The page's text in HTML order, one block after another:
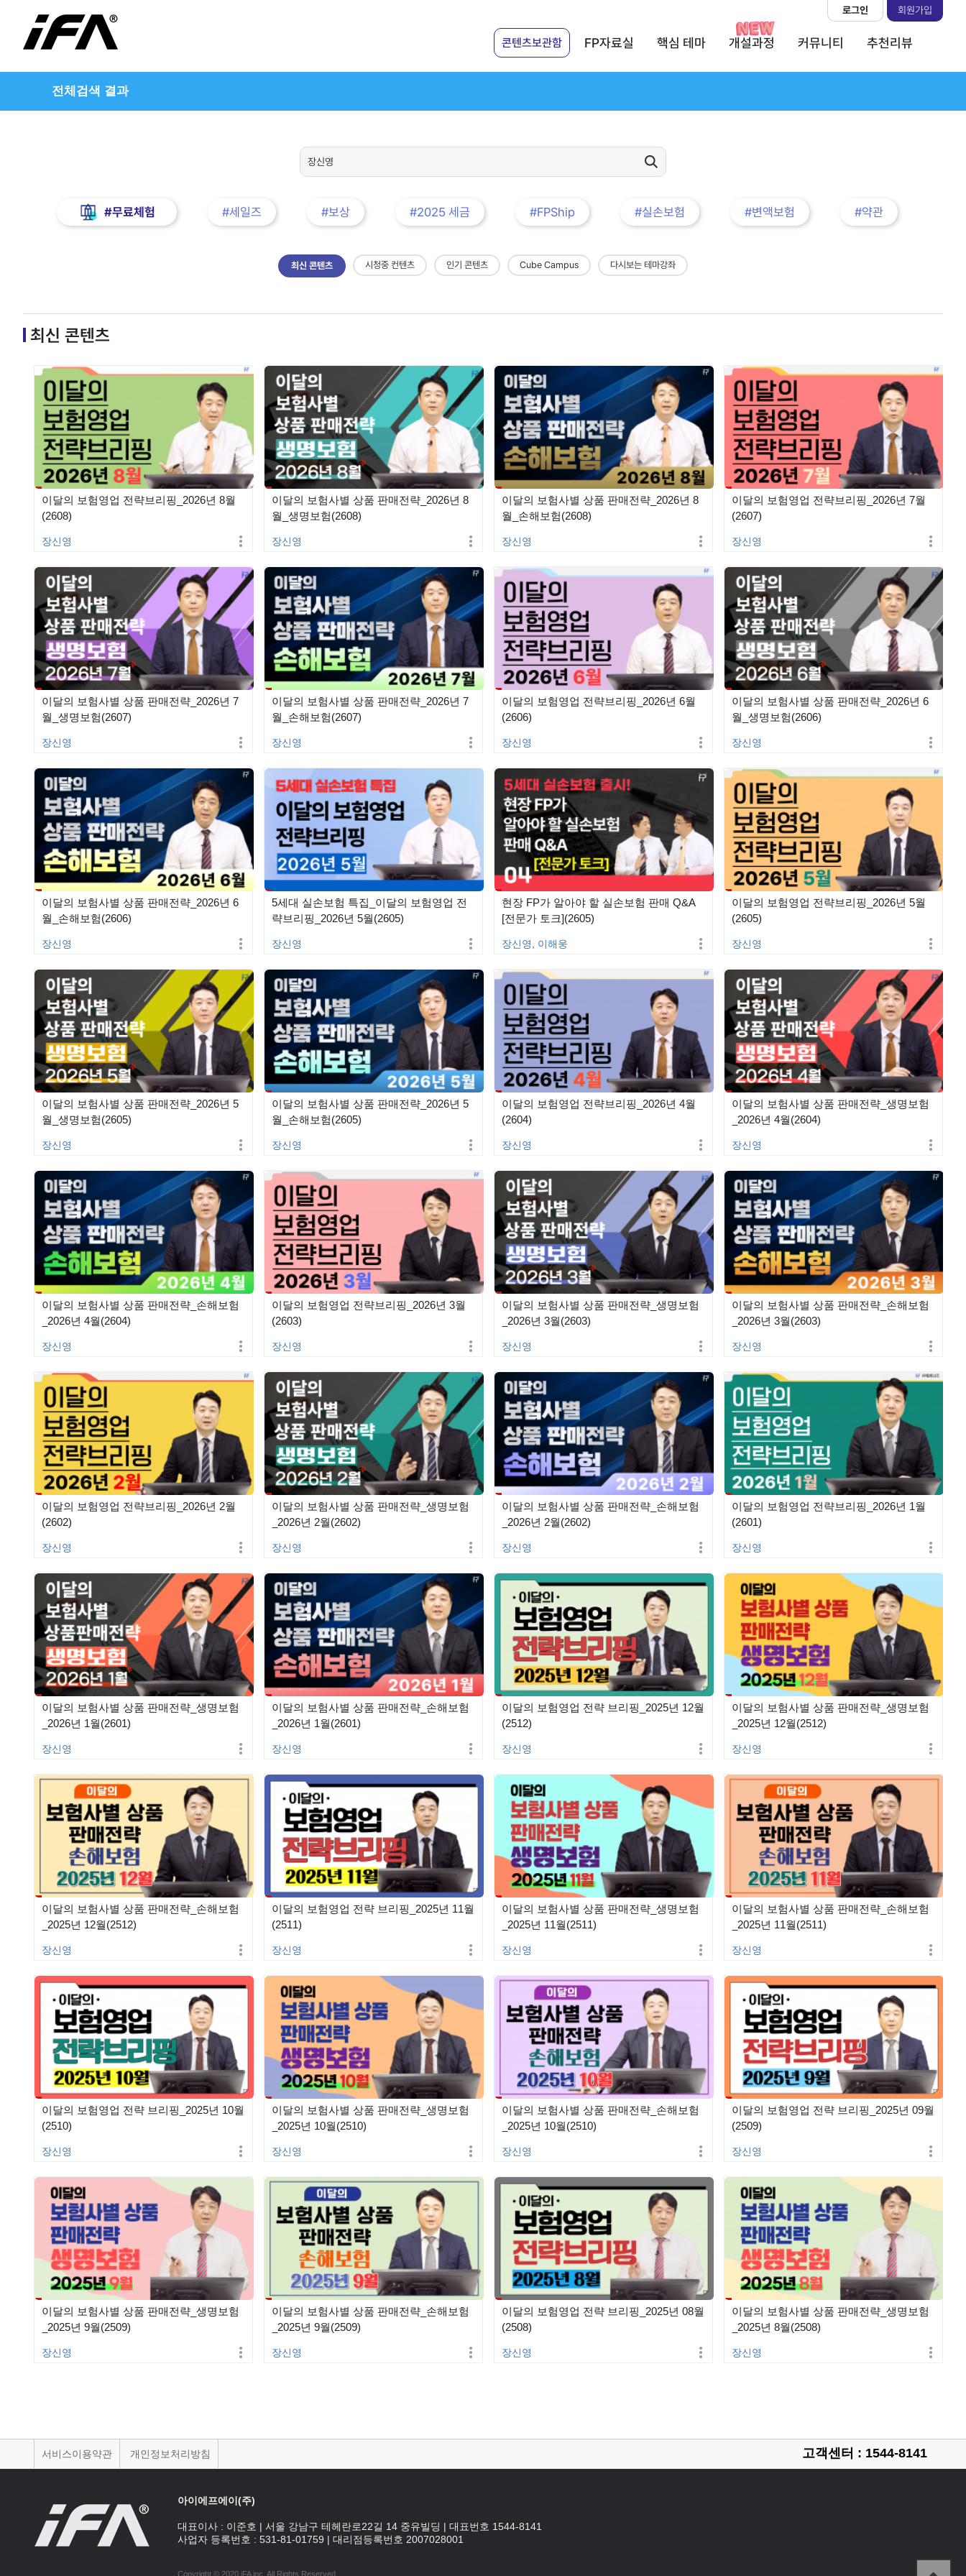
콘텐츠보관함 FP자료실 핵심 테마 개설과정 커뮤니티 추천리뷰
로그인 회원가입
전체검색 결과
#무료체험 #세일즈 #보상 #2025 세금 #FPShip #실손보험 #변액보험 #약관
최신 콘텐츠 시청중 컨텐츠 인기 콘텐츠 Cube Campus 다시보는 테마강좌
최신 콘텐츠
이달의 보험영업 전략브리핑_2026년 8월
(2608)
장신영
이달의 보험사별 상품 판매전략_2026년 8
월_생명보험(2608)
장신영
이달의 보험사별 상품 판매전략_2026년 8
월_손해보험(2608)
장신영
이달의 보험영업 전략브리핑_2026년 7월
(2607)
장신영
이달의 보험사별 상품 판매전략_2026년 7
월_생명보험(2607)
장신영
이달의 보험사별 상품 판매전략_2026년 7
월_손해보험(2607)
장신영
이달의 보험영업 전략브리핑_2026년 6월
(2606)
장신영
이달의 보험사별 상품 판매전략_2026년 6
월_생명보험(2606)
장신영
이달의 보험사별 상품 판매전략_2026년 6
월_손해보험(2606)
장신영
5세대 실손보험 특집_이달의 보험영업 전
략브리핑_2026년 5월(2605)
장신영
현장 FP가 알아야 할 실손보험 판매 Q&A
[전문가 토크](2605)
장신영 이해웅
이달의 보험영업 전략브리핑_2026년 5월
(2605)
장신영
이달의 보험사별 상품 판매전략_2026년 5
월_생명보험(2605)
장신영
이달의 보험사별 상품 판매전략_2026년 5
월_손해보험(2605)
장신영
이달의 보험영업 전략브리핑_2026년 4월
(2604)
장신영
이달의 보험사별 상품 판매전략_생명보험
_2026년 4월(2604)
장신영
이달의 보험사별 상품 판매전략_손해보험
_2026년 4월(2604)
장신영
이달의 보험영업 전략브리핑_2026년 3월
(2603)
장신영
이달의 보험사별 상품 판매전략_생명보험
_2026년 3월(2603)
장신영
이달의 보험사별 상품 판매전략_손해보험
_2026년 3월(2603)
장신영
이달의 보험영업 전략브리핑_2026년 2월
(2602)
장신영
이달의 보험사별 상품 판매전략_생명보험
_2026년 2월(2602)
장신영
이달의 보험사별 상품 판매전략_손해보험
_2026년 2월(2602)
장신영
이달의 보험영업 전략브리핑_2026년 1월
(2601)
장신영
이달의 보험사별 상품 판매전략_생명보험
_2026년 1월(2601)
장신영
이달의 보험사별 상품 판매전략_손해보험
_2026년 1월(2601)
장신영
이달의 보험영업 전략 브리핑_2025년 12월
(2512)
장신영
이달의 보험사별 상품 판매전략_생명보험
_2025년 12월(2512)
장신영
이달의 보험사별 상품 판매전략_손해보험
_2025년 12월(2512)
장신영
이달의 보험영업 전략 브리핑_2025년 11월
(2511)
장신영
이달의 보험사별 상품 판매전략_생명보험
_2025년 11월(2511)
장신영
이달의 보험사별 상품 판매전략_손해보험
_2025년 11월(2511)
장신영
이달의 보험영업 전략 브리핑_2025년 10월
(2510)
장신영
이달의 보험사별 상품 판매전략_생명보험
_2025년 10월(2510)
장신영
이달의 보험사별 상품 판매전략_손해보험
_2025년 10월(2510)
장신영
이달의 보험영업 전략 브리핑_2025년 09월
(2509)
장신영
이달의 보험사별 상품 판매전략_생명보험
_2025년 9월(2509)
장신영
이달의 보험사별 상품 판매전략_손해보험
_2025년 9월(2509)
장신영
이달의 보험영업 전략 브리핑_2025년 08월
(2508)
장신영
이달의 보험사별 상품 판매전략_생명보험
_2025년 8월(2508)
장신영
서비스이용약관 개인정보처리방침 고객센터 : 1544-8141
아이에프에이(주)
대표이사 : 이준호 | 서울 강남구 테헤란로22길 14 중유빌딩 | 대표번호 1544-8141
사업자 등록번호 : 531-81-01759 | 대리점등록번호 2007028001
Copyright © 2020 iFA inc . All Rights Reserved.